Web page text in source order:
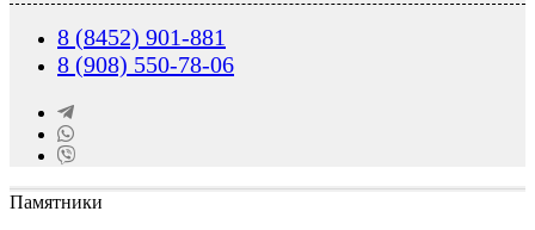
8 (8452) 901-881
8 (908) 550-78-06
Памятники